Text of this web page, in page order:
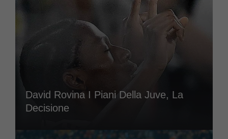
David Rovina I Piani Della Juve, La
Decisione